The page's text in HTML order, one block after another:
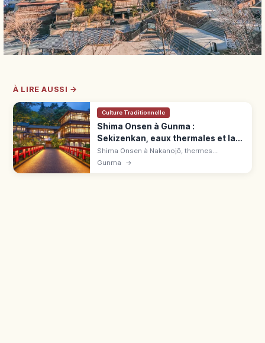
À LIRE AUSSI →
Culture Traditionnelle
Shima Onsen à Gunma :
Sekizenkan, eaux thermales et lac
bleu
Shima Onsen à Nakanojō, thermes
guérisseurs. Sekizenkan fondée en 1694,
Gunma →